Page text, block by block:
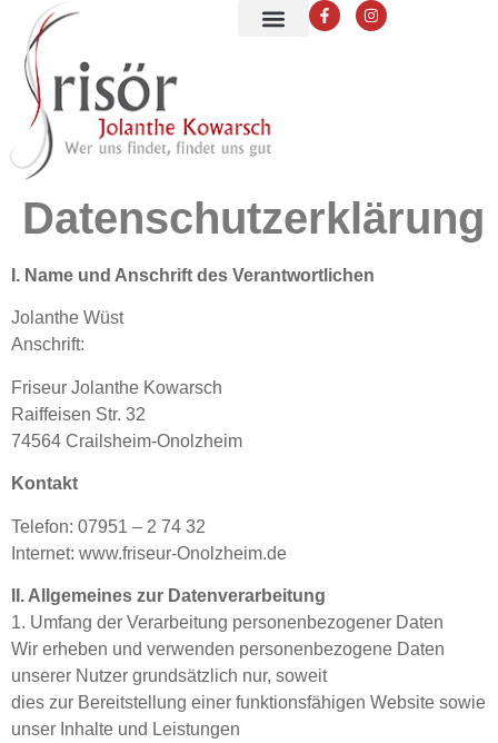
Datenschutzerklärung
I. Name und Anschrift des Verantwortlichen
Jolanthe Wüst
Anschrift:
Friseur Jolanthe Kowarsch
Raiffeisen Str. 32
74564 Crailsheim-Onolzheim
Kontakt
Telefon: 07951 – 2 74 32
Internet: www.friseur-Onolzheim.de
II. Allgemeines zur Datenverarbeitung
1. Umfang der Verarbeitung personenbezogener Daten
Wir erheben und verwenden personenbezogene Daten
unserer Nutzer grundsätzlich nur, soweit
dies zur Bereitstellung einer funktionsfähigen Website sowie
unser Inhalte und Leistungen